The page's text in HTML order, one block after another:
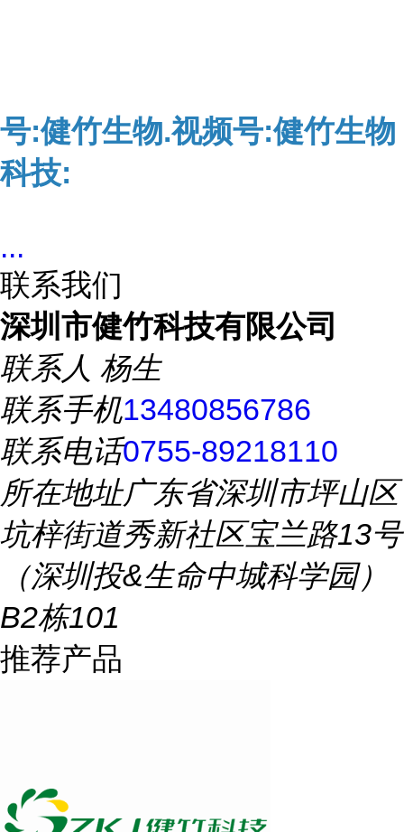
号:健竹生物.视频号:健竹生物
科技:
...
联系我们
深圳市健竹科技有限公司
联系人 杨生
联系手机13480856786
联系电话0755-89218110
所在地址广东省深圳市坪山区
坑梓街道秀新社区宝兰路13号
（深圳投&生命中城科学园）
B2栋101
推荐产品